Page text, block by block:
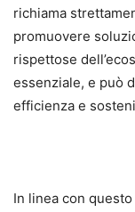
richiama
promuovere
rispettose
essenziale, e può
efficienza e
In linea con